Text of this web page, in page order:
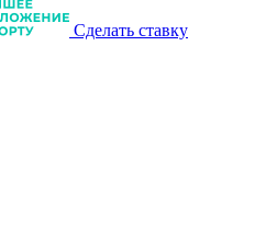
Сделать ставку